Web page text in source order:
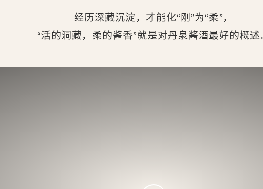
经历深藏沉淀，才能化“刚”为“柔”，
“活的洞藏，柔的酱香”就是对丹泉酱酒最好的概述